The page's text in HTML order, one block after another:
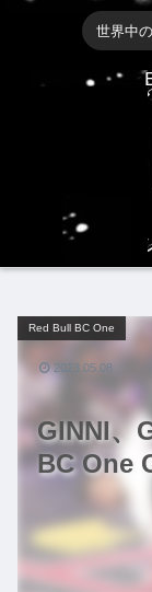
世界中
GINNI
BC One
Red Bull BC One
2023.05.08